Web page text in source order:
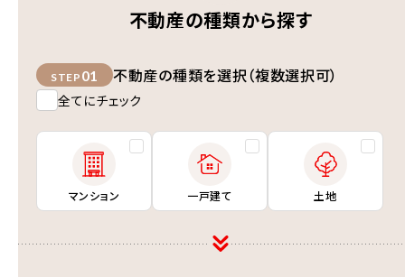
不動産の種類から探す
STEP 01 不動産の種類を選択（複数選択可）
全てにチェック
マンション 一戸建て 土地